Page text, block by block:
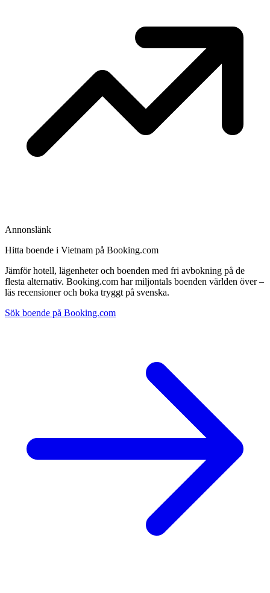
Annonslänk
Hitta boende i Vietnam på Booking.com
Jämför hotell, lägenheter och boenden med fri avbokning på de
flesta alternativ. Booking.com har miljontals boenden världen över –
läs recensioner och boka tryggt på svenska.
Sök boende på Booking.com